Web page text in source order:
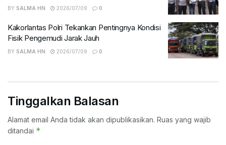
BY SALMA HN 2026/07/09 0
Kakorlantas Polri Tekankan Pentingnya Kondisi
Fisik Pengemudi Jarak Jauh
BY SALMA HN 2026/07/09 0
Tinggalkan Balasan
Alamat email Anda tidak akan dipublikasikan. Ruas yang wajib
ditandai *